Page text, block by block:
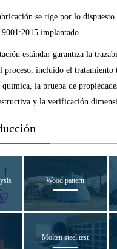
se rige por lo dispuesto
implantado.
estándar garantiza la
proceso, incluido el tratamiento
la prueba de
y la verificación
Wood pattern
Molten steel test